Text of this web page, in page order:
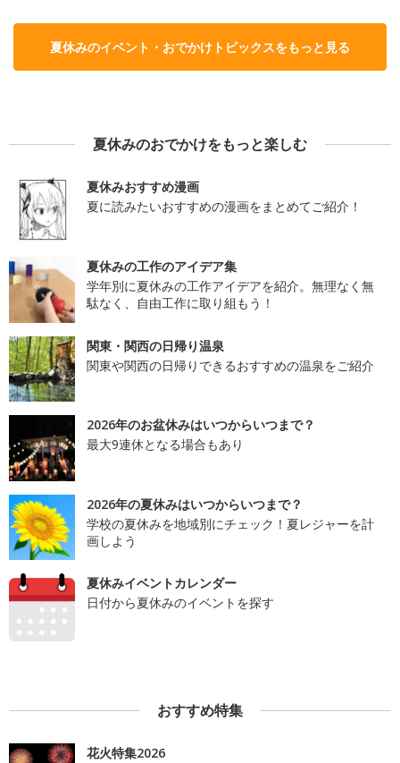
夏休みのイベント・おでかけトピックスをもっと見る
夏休みのおでかけをもっと楽しむ
夏休みおすすめ漫画
夏に読みたいおすすめの漫画をまとめてご紹介！
夏休みの工作のアイデア集
学年別に夏休みの工作アイデアを紹介。無理なく無
駄なく、自由工作に取り組もう！
関東・関西の日帰り温泉
関東や関西の日帰りできるおすすめの温泉をご紹介
2026年のお盆休みはいつからいつまで？
最大9連休となる場合もあり
2026年の夏休みはいつからいつまで？
学校の夏休みを地域別にチェック！夏レジャーを計
画しよう
夏休みイベントカレンダー
日付から夏休みのイベントを探す
おすすめ特集
花火特集2026